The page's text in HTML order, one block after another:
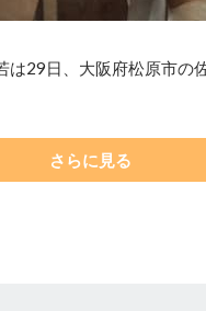
は29日、大阪府松原市
さらに見る